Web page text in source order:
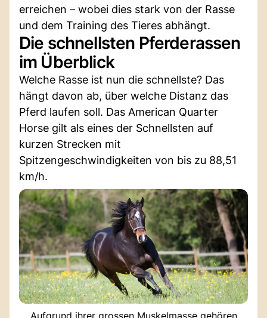
erreichen – wobei dies stark von der Rasse
und dem Training des Tieres abhängt.
Die schnellsten Pferderassen
im Überblick
Welche Rasse ist nun die schnellste? Das
hängt davon ab, über welche Distanz das
Pferd laufen soll. Das American Quarter
Horse gilt als eines der Schnellsten auf
kurzen Strecken mit
Spitzengeschwindigkeiten von bis zu 88,51
km/h.
Aufgrund ihrer grossen Muskelmasse gehören